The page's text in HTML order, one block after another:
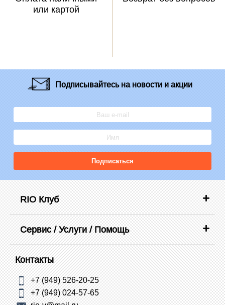
или картой
Подписывайтесьна новости и акции
Подписаться
RIO Клуб
Сервис / Услуги / Помощь
Контакты
+7 (949) 526-20-25
+7 (949) 024-57-65